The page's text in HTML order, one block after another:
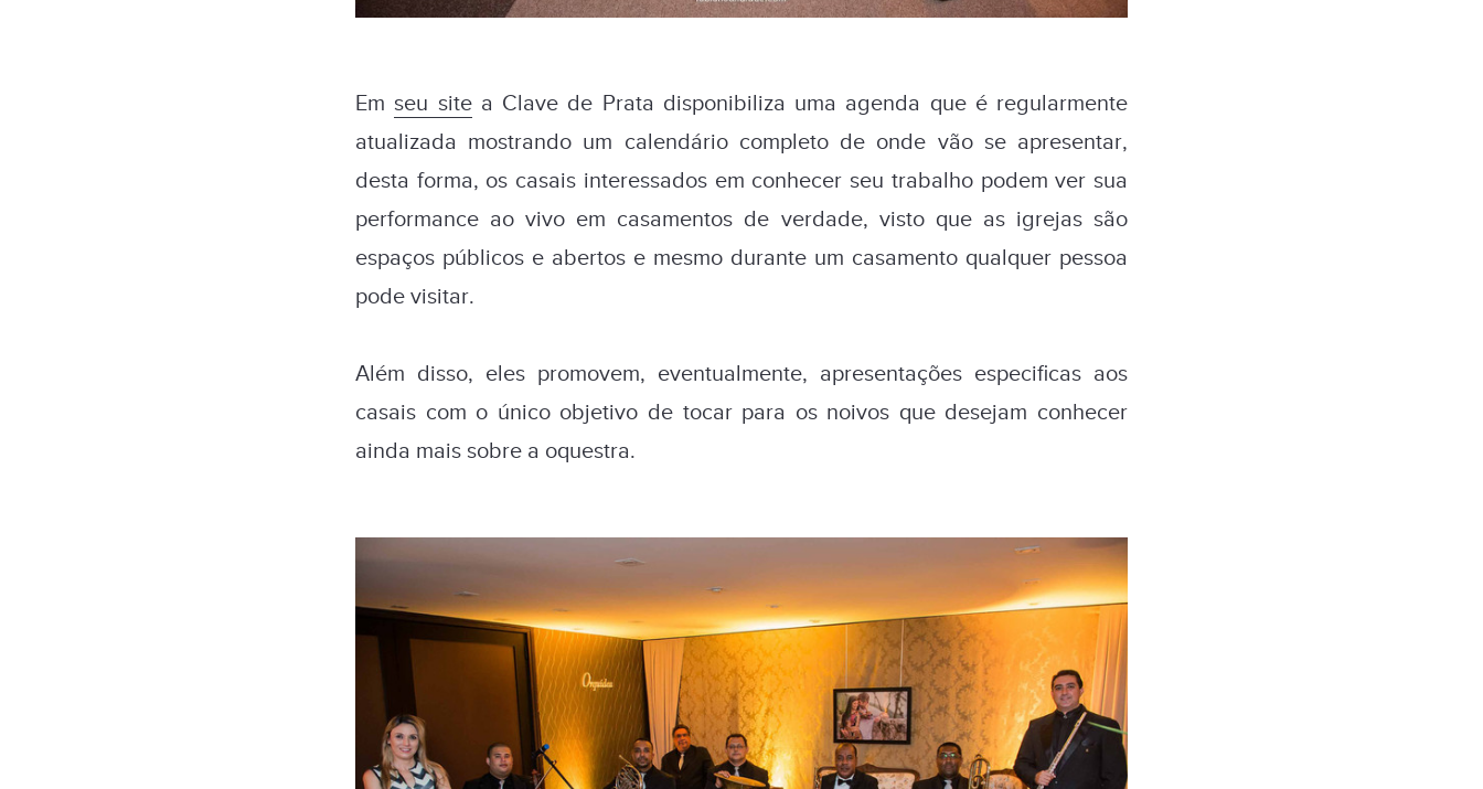
Em seu sitea Clave de Prata disponibiliza uma agenda que é regularmente
atualizada mostrando um calendário completo de onde vão se apresentar,
desta forma, os casais interessados em conhecer seu trabalho podem ver sua
performance ao vivo em casamentos de verdade, visto que as igrejas são
espaços públicos e abertos e mesmo durante um casamento qualquer pessoa
pode visitar.
Além disso, eles promovem, eventualmente, apresentações especificas aos
casais com o único objetivo de tocar para os noivos que desejam conhecer
ainda mais sobre a oquestra.